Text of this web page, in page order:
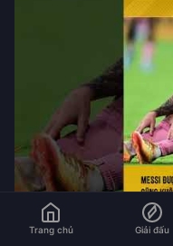
Trang chủ Giải đấu